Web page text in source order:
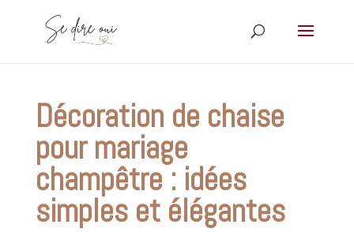
Décoration de chaise
pour mariage
champêtre : idées
simples et élégantes